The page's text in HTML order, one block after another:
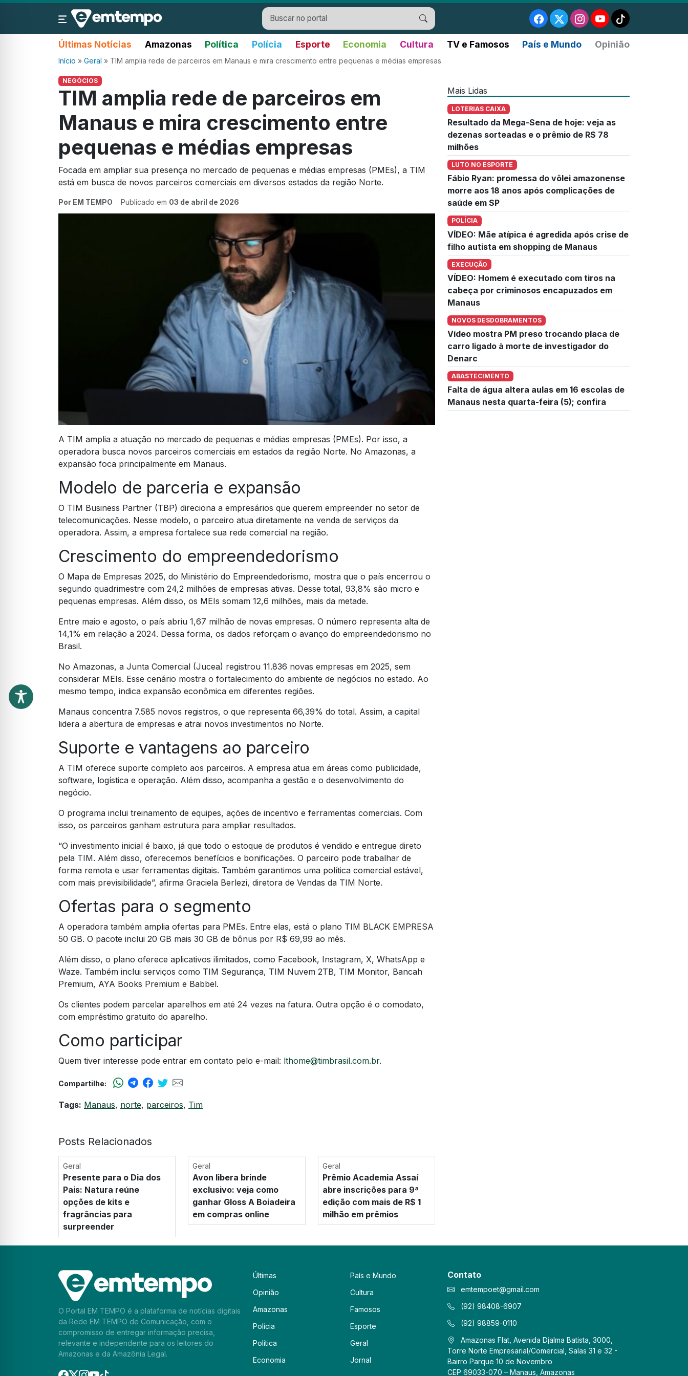
Últimas Notícias Amazonas Política Polícia Esporte Economia Cultura TV e Famosos País e Mundo Opinião
Início » Geral » TIM amplia rede de parceiros em Manaus e mira crescimento entre pequenas e médias empresas
NEGÓCIOS
TIM amplia rede de parceiros em
Manaus e mira crescimento entre
pequenas e médias empresas
Focada em ampliar sua presença no mercado de pequenas e médias empresas (PMEs), a TIM
está em busca de novos parceiros comerciais em diversos estados da região Norte.
Por EM TEMPO Publicado em 03 de abril de 2026
A TIM amplia a atuação no mercado de pequenas e médias empresas (PMEs). Por isso, a
operadora busca novos parceiros comerciais em estados da região Norte. No Amazonas, a
expansão foca principalmente em Manaus.
Modelo de parceria e expansão
O TIM Business Partner (TBP) direciona a empresários que querem empreender no setor de
telecomunicações. Nesse modelo, o parceiro atua diretamente na venda de serviços da
operadora. Assim, a empresa fortalece sua rede comercial na região.
Crescimento do empreendedorismo
O Mapa de Empresas 2025, do Ministério do Empreendedorismo, mostra que o país encerrou o
segundo quadrimestre com 24,2 milhões de empresas ativas. Desse total, 93,8% são micro e
pequenas empresas. Além disso, os MEIs somam 12,6 milhões, mais da metade.
Entre maio e agosto, o país abriu 1,67 milhão de novas empresas. O número representa alta de
14,1% em relação a 2024. Dessa forma, os dados reforçam o avanço do empreendedorismo no
Brasil.
No Amazonas, a Junta Comercial (Jucea) registrou 11.836 novas empresas em 2025, sem
considerar MEIs. Esse cenário mostra o fortalecimento do ambiente de negócios no estado. Ao
mesmo tempo, indica expansão econômica em diferentes regiões.
Manaus concentra 7.585 novos registros, o que representa 66,39% do total. Assim, a capital
lidera a abertura de empresas e atrai novos investimentos no Norte.
Suporte e vantagens ao parceiro
A TIM oferece suporte completo aos parceiros. A empresa atua em áreas como publicidade,
software, logística e operação. Além disso, acompanha a gestão e o desenvolvimento do
negócio.
O programa inclui treinamento de equipes, ações de incentivo e ferramentas comerciais. Com
isso, os parceiros ganham estrutura para ampliar resultados.
“O investimento inicial é baixo, já que todo o estoque de produtos é vendido e entregue direto
pela TIM. Além disso, oferecemos benefícios e bonificações. O parceiro pode trabalhar de
forma remota e usar ferramentas digitais. Também garantimos uma política comercial estável,
com mais previsibilidade”, afirma Graciela Berlezi, diretora de Vendas da TIM Norte.
Ofertas para o segmento
A operadora também amplia ofertas para PMEs. Entre elas, está o plano TIM BLACK EMPRESA
50 GB. O pacote inclui 20 GB mais 30 GB de bônus por R$ 69,99 ao mês.
Além disso, o plano oferece aplicativos ilimitados, como Facebook, Instagram, X, WhatsApp e
Waze. Também inclui serviços como TIM Segurança, TIM Nuvem 2TB, TIM Monitor, Bancah
Premium, AYA Books Premium e Babbel.
Os clientes podem parcelar aparelhos em até 24 vezes na fatura. Outra opção é o comodato,
com empréstimo gratuito do aparelho.
Como participar
Quem tiver interesse pode entrar em contato pelo e-mail: lthome@timbrasil.com.br.
Compartilhe:
Tags: Manaus, norte, parceiros, Tim
Posts Relacionados
Geral
Presente para o Dia dos
Pais: Natura reúne
opções de kits e
fragrâncias para
surpreender
Geral
Avon libera brinde
exclusivo: veja como
ganhar Gloss A Boiadeira
em compras online
Geral
Prêmio Academia Assaí
abre inscrições para 9ª
edição com mais de R$ 1
milhão em prêmios
Mais Lidas
LOTERIAS CAIXA
Resultado da Mega-Sena de hoje: veja as
dezenas sorteadas e o prêmio de R$ 78
milhões
LUTO NO ESPORTE
Fábio Ryan: promessa do vôlei amazonense
morre aos 18 anos após complicações de
saúde em SP
POLÍCIA
VÍDEO: Mãe atípica é agredida após crise de
filho autista em shopping de Manaus
EXECUÇÃO
VÍDEO: Homem é executado com tiros na
cabeça por criminosos encapuzados em
Manaus
NOVOS DESDOBRAMENTOS
Vídeo mostra PM preso trocando placa de
carro ligado à morte de investigador do
Denarc
ABASTECIMENTO
Falta de água altera aulas em 16 escolas de
Manaus nesta quarta-feira (5); confira
O Portal EM TEMPO é a plataforma de notícias digitais
da Rede EM TEMPO de Comunicação, com o
compromisso de entregar informação precisa,
relevante e independente para os leitores do
Amazonas e da Amazônia Legal.
Últimas
Opinião
Amazonas
Polícia
Política
Economia
País e Mundo
Cultura
Famosos
Esporte
Geral
Jornal
Contato
emtempoet@gmail.com
(92) 98408-6907
(92) 98859-0110
Amazonas Flat, Avenida Djalma Batista, 3000,
Torre Norte Empresarial/Comercial, Salas 31 e 32 -
Bairro Parque 10 de Novembro
CEP 69033-070 – Manaus, Amazonas